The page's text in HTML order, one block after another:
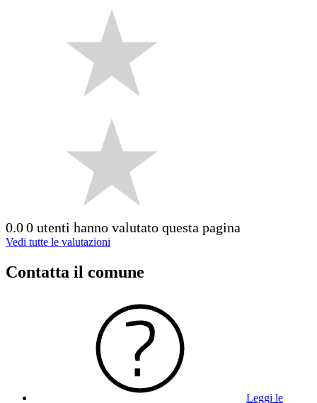
0.00 utenti hanno valutato questa pagina
Vedi tutte le valutazioni
Contatta il comune
Leggi le